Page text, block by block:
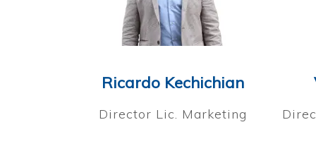
Ricardo Kechichian
Director Lic. Marketing